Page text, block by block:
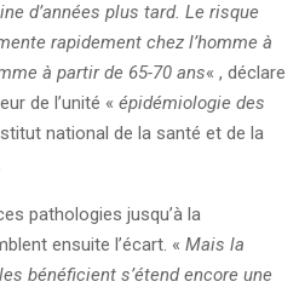
d’années plus tard. Le risque
rapidement chez l’homme à
à partir de 65-70 ans« , déclare
de l’unité « épidémiologie des
national de la santé et de la
pathologies jusqu’à la
ensuite l’écart. « Mais la
bénéficient s’étend encore une